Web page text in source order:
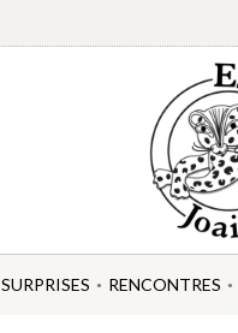
SURPRISES RENCONTRES